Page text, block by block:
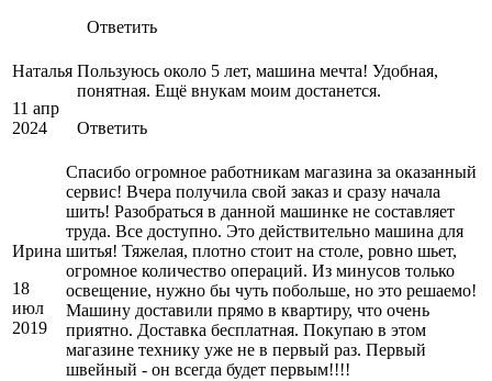
Ответить
Наталья
11 апр
2024
Пользуюсь около 5 лет, машина мечта! Удобная,
понятная. Ещё внукам моим достанется.
Ответить
Ирина
18
июл
2019
Спасибо огромное работникам магазина за оказанный
сервис! Вчера получила свой заказ и сразу начала
шить! Разобраться в данной машинке не составляет
труда. Все доступно. Это действительно машина для
шитья! Тяжелая, плотно стоит на столе, ровно шьет,
огромное количество операций. Из минусов только
освещение, нужно бы чуть побольше, но это решаемо!
Машину доставили прямо в квартиру, что очень
приятно. Доставка бесплатная. Покупаю в этом
магазине технику уже не в первый раз. Первый
швейный - он всегда будет первым!!!!